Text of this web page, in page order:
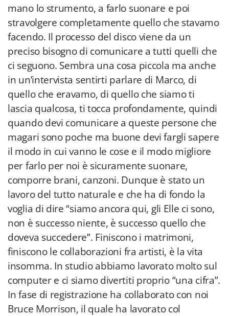
mano lo strumento, a farlo suonare e poi
stravolgere completamente quello che stavamo
facendo. Il processo del disco viene da un
preciso bisogno di comunicare a tutti quelli che
ci seguono. Sembra una cosa piccola ma anche
in un’intervista sentirti parlare di Marco, di
quello che eravamo, di quello che siamo ti
lascia qualcosa, ti tocca profondamente, quindi
quando devi comunicare a queste persone che
magari sono poche ma buone devi fargli sapere
il modo in cui vanno le cose e il modo migliore
per farlo per noi è sicuramente suonare,
comporre brani, canzoni. Dunque è stato un
lavoro del tutto naturale e che ha di fondo la
voglia di dire “siamo ancora qui, gli Elle ci sono,
non è successo niente, è successo quello che
doveva succedere”. Finiscono i matrimoni,
finiscono le collaborazioni fra artisti, è la vita
insomma. In studio abbiamo lavorato molto sul
computer e ci siamo divertiti proprio “una cifra”.
In fase di registrazione ha collaborato con noi
Bruce Morrison, il quale ha lavorato col